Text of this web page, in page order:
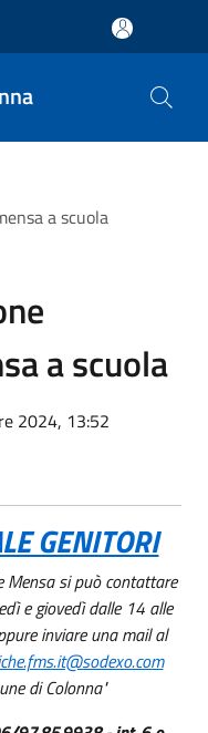
a scuola
a scuola
2024, 13:52
GENITORI
Mensa si può contattare
e giovedì dalle 14 alle
inviare una mail al
di Colonna"